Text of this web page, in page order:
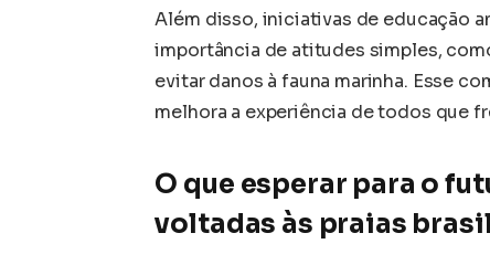
Além disso, iniciativas de educação
importância de atitudes simples,
evitar danos à fauna marinha. Esse
melhora a experiência de todos que
O que esperar para o
voltadas às praias